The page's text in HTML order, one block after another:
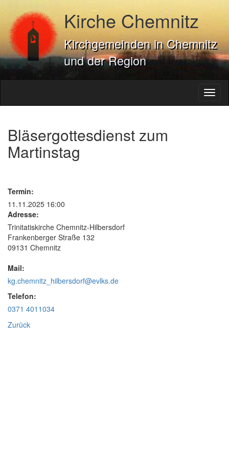
Kirche Chemnitz
Kirchgemeinden in Chemnitz
und der Region
Bläsergottesdienst zum
Martinstag
Termin:
11.11.2025 16:00
Adresse:
Trinitatiskirche Chemnitz-Hilbersdorf
Frankenberger Straße 132
09131 Chemnitz
Mail:
kg.chemnitz_hilbersdorf@evlks.de
Telefon:
0371 4011034
Zurück